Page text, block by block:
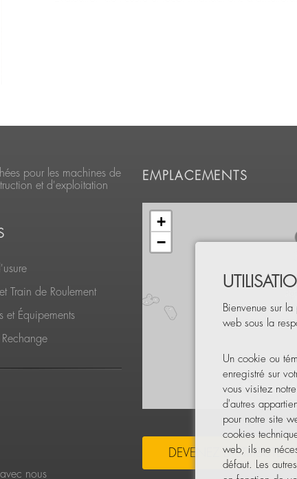
pour les machines de
et d'exploitation
Train de Roulement
et Équipements
avec nous
EMPLACEMENTS
+
−
DEVENEZ DISTRIBUTEUR
Bienvenue sur
web sous la
Un cookie ou
enregistré sur
vous visitez
d'autres
pour notre site
cookies
web, ils ne
défaut. Les